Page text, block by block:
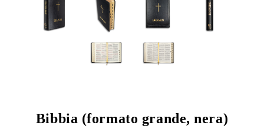
Bibbia (formato grande, nera)